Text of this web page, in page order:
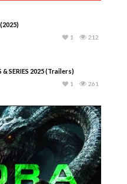
212
1
& SERIES 2025 (Trailers)
261
1